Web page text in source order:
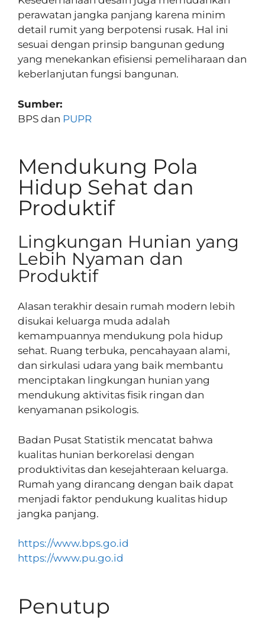
perawatan jangka panjang karena minim
detail rumit yang berpotensi rusak. Hal ini
sesuai dengan prinsip bangunan gedung
yang menekankan efisiensi pemeliharaan dan
keberlanjutan fungsi bangunan.
Sumber:
BPS dan PUPR
Mendukung Pola
Hidup Sehat dan
Produktif
Lingkungan Hunian yang
Lebih Nyaman dan
Produktif
Alasan terakhir desain rumah modern lebih
disukai keluarga muda adalah
kemampuannya mendukung pola hidup
sehat. Ruang terbuka, pencahayaan alami,
dan sirkulasi udara yang baik membantu
menciptakan lingkungan hunian yang
mendukung aktivitas fisik ringan dan
kenyamanan psikologis.
Badan Pusat Statistik mencatat bahwa
kualitas hunian berkorelasi dengan
produktivitas dan kesejahteraan keluarga.
Rumah yang dirancang dengan baik dapat
menjadi faktor pendukung kualitas hidup
jangka panjang.
https://www.bps.go.id
https://www.pu.go.id
Penutup